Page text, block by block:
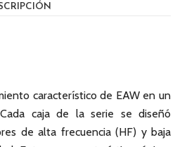
característico de EAW en un
caja de la serie se diseñó
de alta frecuencia (HF) y baja